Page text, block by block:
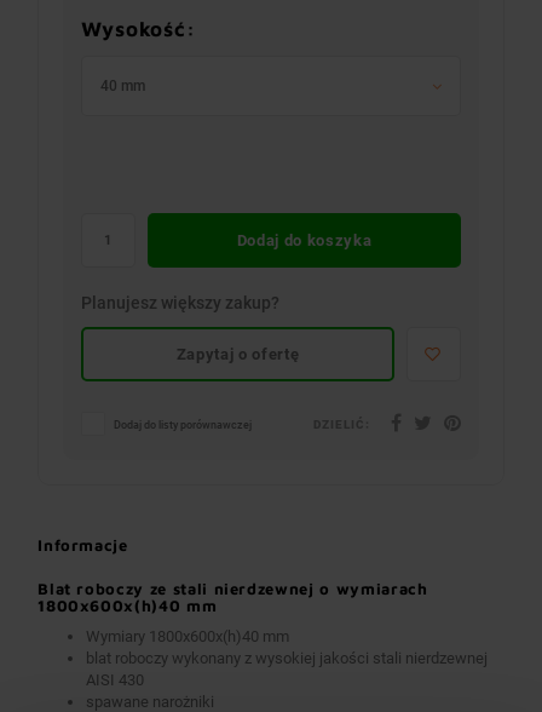
Wysokość:
40 mm
Dodaj do koszyka
Planujesz większy zakup?
Zapytaj o ofertę
Dodaj do listy porównawczej
Informacje
Blat roboczy ze stali nierdzewnej o wymiarach
1800x600x(h)40 mm
Wymiary 1800x600x(h)40 mm
blat roboczy wykonany z wysokiej jakości stali nierdzewnej
AISI 430
spawane narożniki